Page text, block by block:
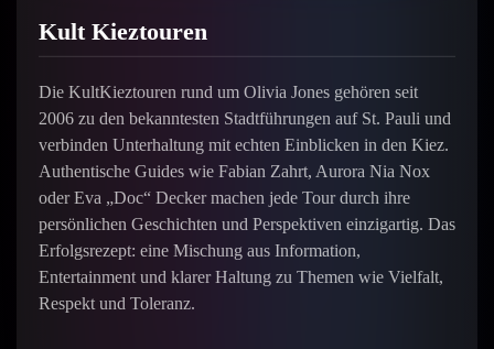
Kult Kieztouren
Die KultKieztouren rund um Olivia Jones gehören seit
2006 zu den bekanntesten Stadtführungen auf St. Pauli und
verbinden Unterhaltung mit echten Einblicken in den Kiez.
Authentische Guides wie Fabian Zahrt, Aurora Nia Nox
oder Eva „Doc“ Decker machen jede Tour durch ihre
persönlichen Geschichten und Perspektiven einzigartig. Das
Erfolgsrezept: eine Mischung aus Information,
Entertainment und klarer Haltung zu Themen wie Vielfalt,
Respekt und Toleranz.